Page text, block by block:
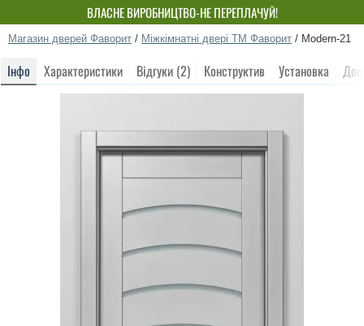
ВЛАСНЕ ВИРОБНИЦТВО-НЕ ПЕРЕПЛАЧУЙ!
Магазин дверей Фаворит / Міжкімнатні двері ТМ Фаворит / Modern-21
Інфо Характеристики Відгуки (2) Конструктив Установка